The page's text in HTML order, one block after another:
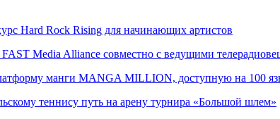
Hard Rock Rising для начинающих артистов
Media Alliance совместно с ведущими
манги MANGA MILLION, доступную на 100
теннису путь на арену турнира «Большой шлем»